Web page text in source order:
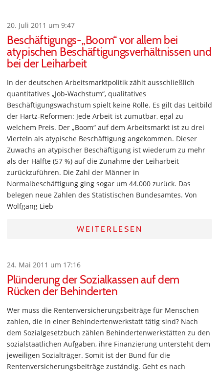
20. Juli 2011 um 9:47
Beschäftigungs-„Boom“ vor allem bei
atypischen Beschäftigungsverhältnissen und
bei der Leiharbeit
In der deutschen Arbeitsmarktpolitik zählt ausschließlich
quantitatives „Job-Wachstum“, qualitatives
Beschäftigungswachstum spielt keine Rolle. Es gilt das Leitbild
der Hartz-Reformen: Jede Arbeit ist zumutbar, egal zu
welchem Preis. Der „Boom“ auf dem Arbeitsmarkt ist zu drei
Vierteln als atypische Beschäftigung angekommen. Dieser
Zuwachs an atypischer Beschäftigung ist wiederum zu mehr
als der Hälfte (57 %) auf die Zunahme der Leiharbeit
zurückzuführen. Die Zahl der Männer in
Normalbeschäftigung ging sogar um 44.000 zurück. Das
belegen neue Zahlen des Statistischen Bundesamtes. Von
Wolfgang Lieb
WEITERLESEN
24. Mai 2011 um 17:16
Plünderung der Sozialkassen auf dem
Rücken der Behinderten
Wer muss die Rentenversicherungsbeiträge für Menschen
zahlen, die in einer Behindertenwerkstatt tätig sind? Nach
dem Sozialgesetzbuch zählen Behindertenwerkstätten zu den
sozialstaatlichen Aufgaben, ihre Finanzierung untersteht dem
jeweiligen Sozialträger. Somit ist der Bund für die
Rentenversicherungsbeiträge zuständig. Geht es nach